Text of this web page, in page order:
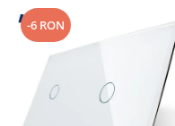
-6 RON